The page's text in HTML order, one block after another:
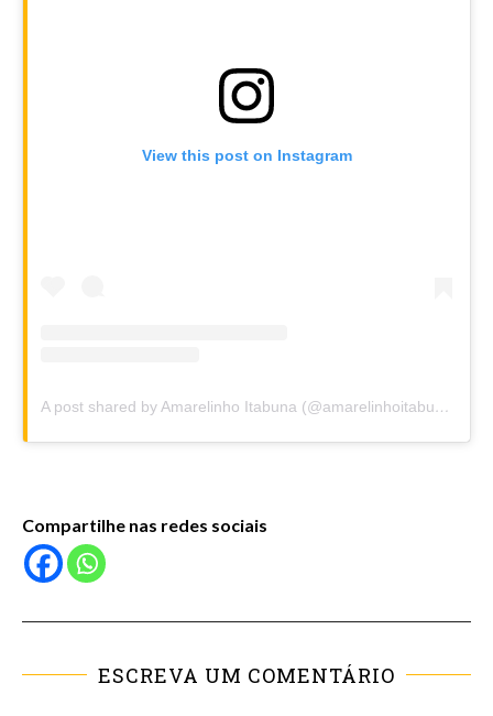
View this post on Instagram
A post shared by Amarelinho Itabuna (@amarelinhoitabuna)
Compartilhe nas redes sociais
ESCREVA UM COMENTÁRIO